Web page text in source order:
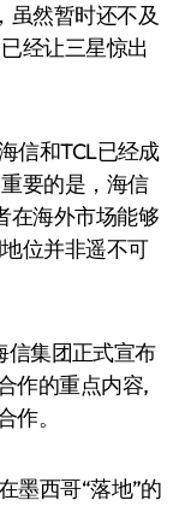
然暂时还不及
经让三星惊出
信和TCL已经成
要的是，海信
在海外市场能够
位并非遥不可
集团正式宣布
作的重点内容,
作。
西哥“落地”的